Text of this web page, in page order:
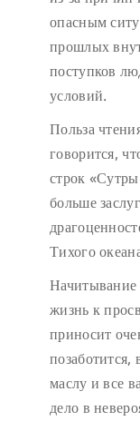
опасным
прошлых
поступков
условий.
Польза
говорится,
строк
больше
Тихого
Начитывание
жизнь к
приносит
маслу и все
дело в